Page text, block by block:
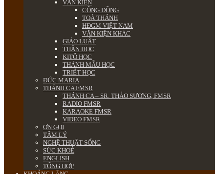
VĂN KIỆN
CÔNG ĐỒNG
TOÀ THÁNH
HĐGM VIỆT NAM
VĂN KIỆN KHÁC
GIÁO LUẬT
THẦN HỌC
KITÔ HỌC
THÁNH MẪU HỌC
TRIẾT HỌC
ĐỨC MARIA
THÁNH CA FMSR
THÁNH CA – SR. THẢO SƯƠNG, FMSR
RADIO FMSR
KARAOKE FMSR
VIDEO FMSR
ƠN GỌI
TÂM LÝ
NGHỆ THUẬT SỐNG
SỨC KHOẺ
ENGLISH
TỔNG HỢP